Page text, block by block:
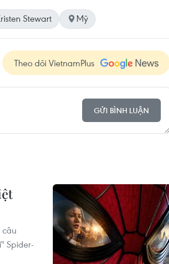
Stewart Mỹ
Theo dõi VietnamPlus
GỬI BÌNH LUẬN
Spider-